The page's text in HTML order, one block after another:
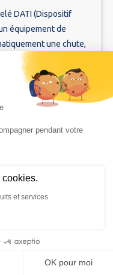
DATI (Dispositif
équipement de
une chute,
de verticalité.
mobile : Quelle